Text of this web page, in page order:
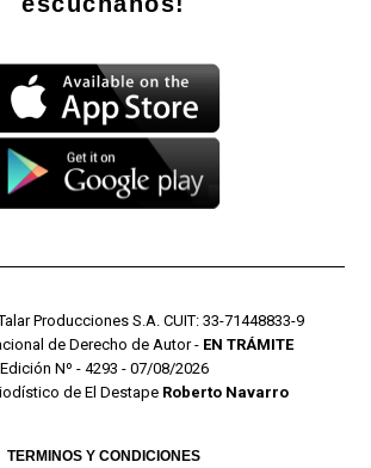
Producciones S.A. CUIT: 33-71448833-9
de Derecho de Autor - EN TRÁMITE
Edición Nº - 4293 - 07/08/2026
de El Destape Roberto Navarro
TERMINOS Y CONDICIONES